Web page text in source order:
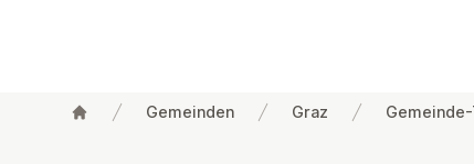
Gemeinden Graz